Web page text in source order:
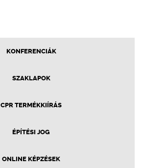
KONFERENCIÁK
SZAKLAPOK
CPR TERMÉKKIÍRÁS
ÉPÍTÉSI JOG
ONLINE KÉPZÉSEK